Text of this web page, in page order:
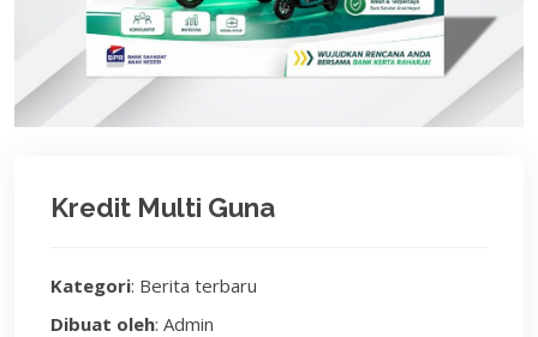
Kredit Multi Guna
Kategori: Berita terbaru
Dibuat oleh: Admin